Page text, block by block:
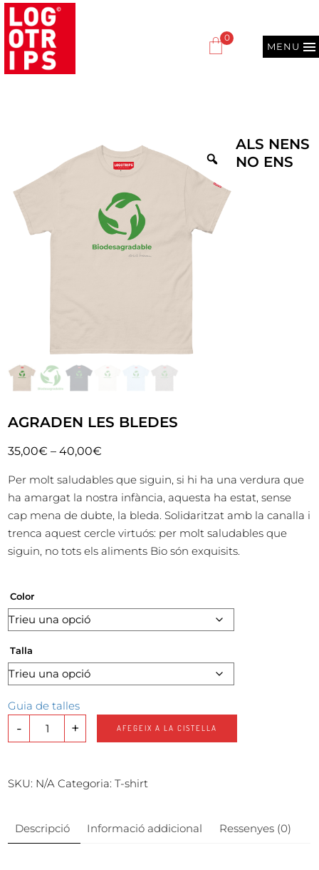
MENU
0
ALS NENS
NO ENS
AGRADEN LES BLEDES
35,00€ – 40,00€
Per molt saludables que siguin, si hi ha una verdura que
ha amargat la nostra infància, aquesta ha estat, sense
cap mena de dubte, la bleda. Solidaritzat amb la canalla i
trenca aquest cercle virtuós: per molt saludables que
siguin, no tots els aliments Bio són exquisits.
Color
Talla
Guia de talles
- + AFEGEIX A LA CISTELLA
SKU: N/A Categoria:T-shirt
Descripció Informació addicional Ressenyes (0)